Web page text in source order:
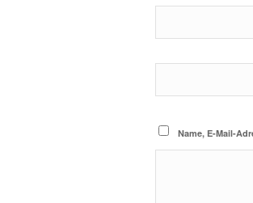
Name, E-Mail-